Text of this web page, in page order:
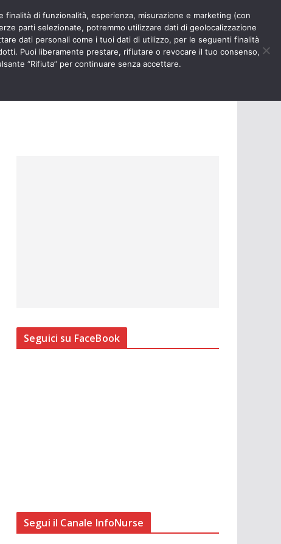
NURSE TIMES
Seguici su FaceBook
Segui il Canale InfoNurse
di funzionalità, esperienza, misurazione e marketing (con
parti selezionate, potremmo utilizzare dati di geolocalizzazione
dati personali come i tuoi dati di utilizzo, per le seguenti finalità
Puoi liberamente prestare, rifiutare o revocare il tuo consenso,
“Rifiuta” per continuare senza accettare.